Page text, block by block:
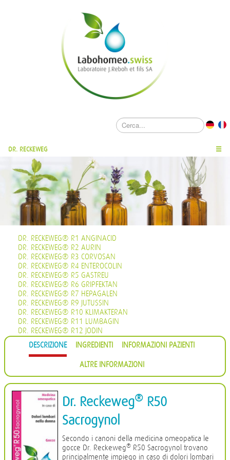
DR. RECKEWEG ☰
DR. RECKEWEG® R1 ANGINACID
DR. RECKEWEG® R2 AURIN
DR. RECKEWEG® R3 CORVOSAN
DR. RECKEWEG® R4 ENTEROCOLIN
DR. RECKEWEG® R5 GASTREU
DR. RECKEWEG® R6 GRIPFEKTAN
DR. RECKEWEG® R7 HEPAGALEN
DR. RECKEWEG® R9 JUTUSSIN
DR. RECKEWEG® R10 KLIMAKTERAN
DR. RECKEWEG® R11 LUMBAGIN
DR. RECKEWEG® R12 JODIN
DR. RECKEWEG® R13 PROHÄMORRHIN
DR. RECKEWEG® R14 QUIETA
DR. RECKEWEG® R16 CIMISAN
DR. RECKEWEG® R17 SCROPHULARIA NOD COMP.
DR. RECKEWEG® R18 CYSTOPHYLIN
DR. RECKEWEG® R19 EUGLANDIN-M
DR. RECKEWEG® R20 EUGLANDIN-F
DR. RECKEWEG® R22 NAJASTHEN
DR. RECKEWEG® R23 NOSODERM
DR. RECKEWEG® R24 PLEURASIN
DR. RECKEWEG® R25 PROSTATAN
DR. RECKEWEG® R26 REMISIN
DR. RECKEWEG® R27 RENOCALCIN
DESCRIZIONE INGREDIENTI INFORMAZIONI PAZIENTI
ALTRE INFORMAZIONI
Dr. Reckeweg® R50
Sacrogynol
Secondo i canoni della medicina omeopatica le
gocce Dr. Reckeweg® R50 Sacrogynol trovano
principalmente impiego in caso di dolori lombari